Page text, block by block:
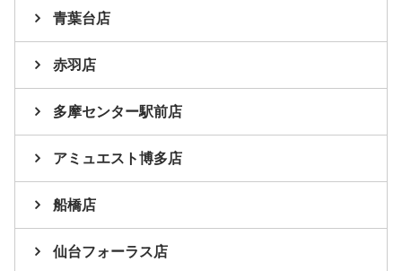
青葉台店
赤羽店
多摩センター駅前店
アミュエスト博多店
船橋店
仙台フォーラス店